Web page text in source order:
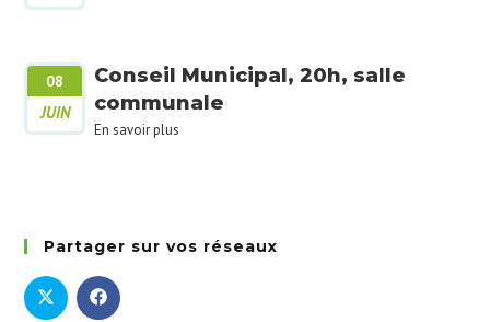
08
JUIN
Conseil Municipal, 20h, salle
communale
En savoir plus
Partager sur vos réseaux